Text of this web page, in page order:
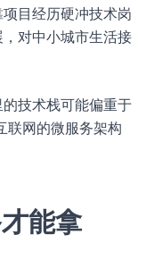
目经历硬冲技术岗
对中小城市生活接
技术栈可能偏重于
联网的微服务架构
能拿